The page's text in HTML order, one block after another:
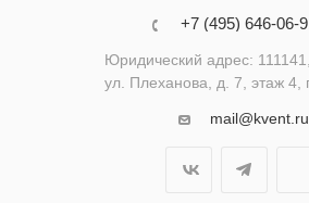
+7 (495) 646-06-
Юридический адрес: 111141,
ул. Плеханова, д. 7, этаж
mail@kvent.ru